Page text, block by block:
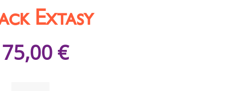
Extasy
75,00 €